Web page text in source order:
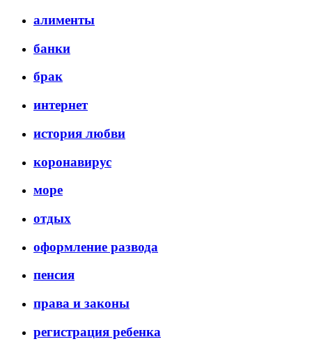
алименты
банки
брак
интернет
история любви
коронавирус
море
отдых
оформление развода
пенсия
права и законы
регистрация ребенка